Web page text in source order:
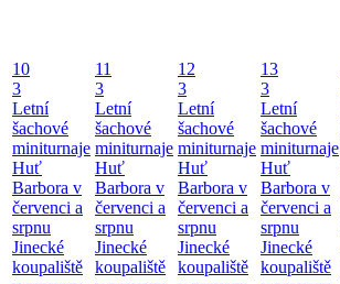
10
3
Letní
šachové
miniturnaje
Huť
Barbora v
červenci a
srpnu
Jinecké
koupaliště
11
3
Letní
šachové
miniturnaje
Huť
Barbora v
červenci a
srpnu
Jinecké
koupaliště
12
3
Letní
šachové
miniturnaje
Huť
Barbora v
červenci a
srpnu
Jinecké
koupaliště
13
3
Letní
šachové
miniturnaje
Huť
Barbora v
červenci a
srpnu
Jinecké
koupaliště